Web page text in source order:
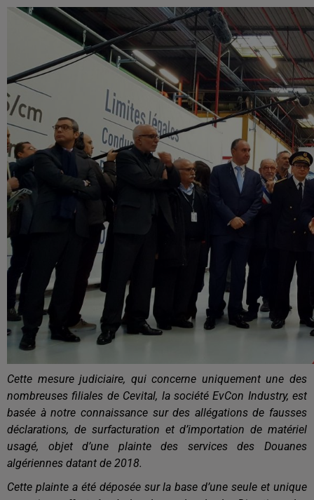
Cette mesure judiciaire, qui concerne uniquement une des
nombreuses filiales de Cevital, la société EvCon Industry, est
basée à notre connaissance sur des allégations de fausses
déclarations, de surfacturation et d’importation de matériel
usagé, objet d’une plainte des services des Douanes
algériennes datant de 2018.
Cette plainte a été déposée sur la base d’une seule et unique